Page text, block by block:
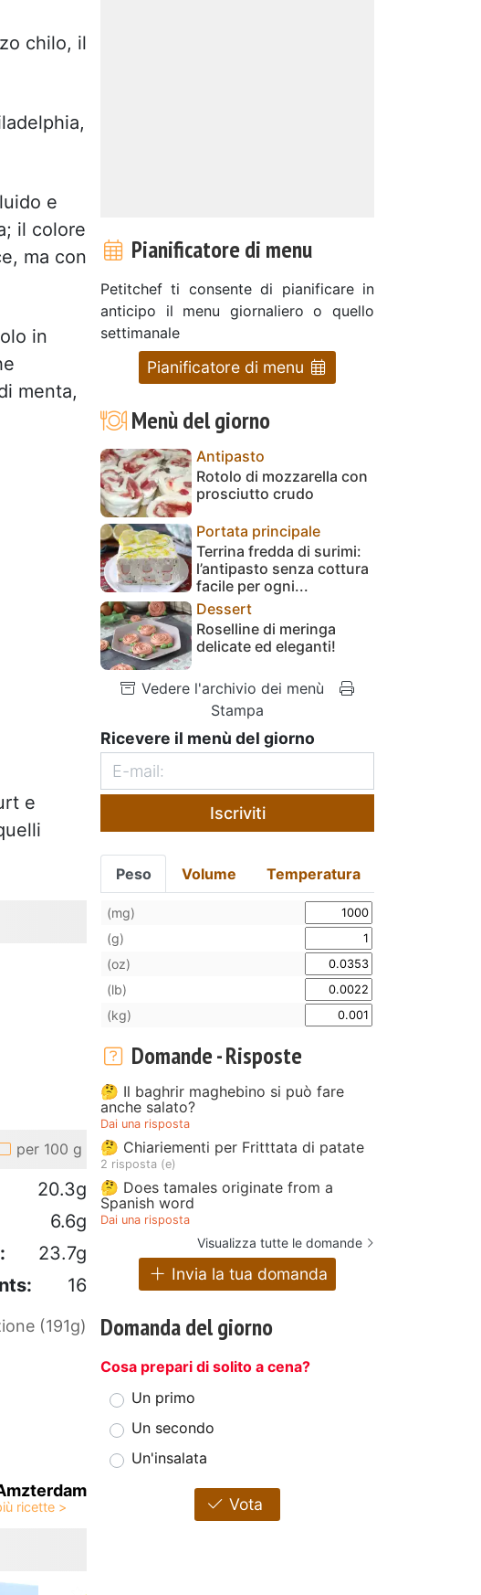
chilo, il
e
il colore
ma con
in
menta,
e
per 100 g
20.3g
6.6g
23.7g
16
(191g)
Pianificatore di menu
Petitchef ti consente di pianificare in
anticipo il menu giornaliero o quello
settimanale
Pianificatore di menu
Menù del giorno
Antipasto
Rotolo di mozzarella con
prosciutto crudo
Portata principale
Terrina fredda di surimi:
l’antipasto senza cottura
facile per ogni...
Dessert
Roselline di meringa
delicate ed eleganti!
Vedere l'archivio dei menù
Stampa
Ricevere il menù del giorno
Iscriviti
Peso Volume Temperatura
(mg)
(g)
(oz)
(lb)
(kg)
Domande - Risposte
🤔 Il baghrir maghebino si può fare
anche salato?
Dai una risposta
🤔 Chiariementi per Fritttata di patate
2 risposta (e)
🤔 Does tamales originate from a
Spanish word
Dai una risposta
Visualizza tutte le domande
Invia la tua domanda
Domanda del giorno
Cosa prepari di solito a cena?
Un primo
Un secondo
Un'insalata
Vota